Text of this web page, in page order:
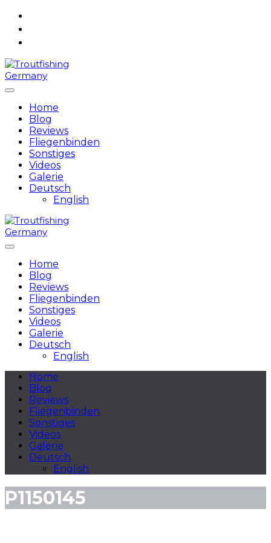
Skip
Home
Blog
Reviews
Fliegenbinden
Sonstiges
Videos
Galerie
Deutsch
English
Home
Blog
Reviews
Fliegenbinden
Sonstiges
Videos
Galerie
Deutsch
English
Home
Blog
Reviews
Fliegenbinden
Sonstiges
Videos
Galerie
Deutsch
English
P1150145